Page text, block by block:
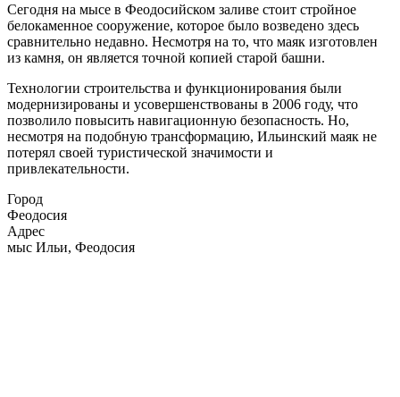
Сегодня на мысе в Феодосийском заливе стоит стройное
белокаменное сооружение, которое было возведено здесь
сравнительно недавно. Несмотря на то, что маяк изготовлен
из камня, он является точной копией старой башни.
Технологии строительства и функционирования были
модернизированы и усовершенствованы в 2006 году, что
позволило повысить навигационную безопасность. Но,
несмотря на подобную трансформацию, Ильинский маяк не
потерял своей туристической значимости и
привлекательности.
Город
Феодосия
Адрес
мыс Ильи, Феодосия